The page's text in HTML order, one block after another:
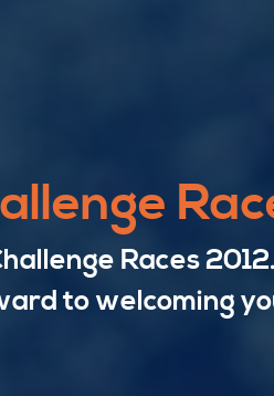
Races
to welcoming